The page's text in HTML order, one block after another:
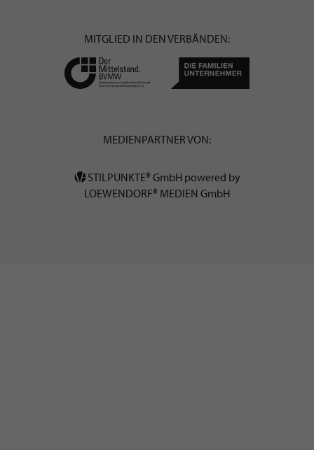
MITGLIED IN DEN VERBÄNDEN:
MEDIENPARTNER VON:
STILPUNKTE® GmbH powered by
LOEWENDORF® MEDIEN GmbH